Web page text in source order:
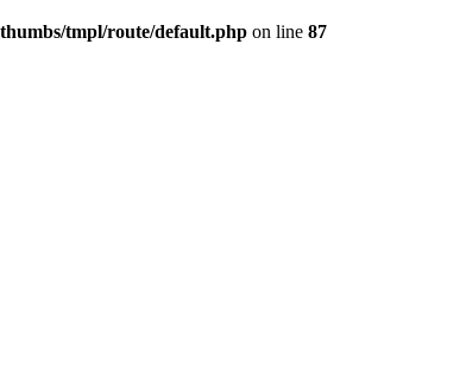
tmpl/route/default.php on line 87